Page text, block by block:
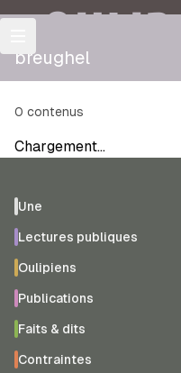
OULIPO
breughel
0 contenus
Chargement…
Une
Lectures publiques
Oulipiens
Publications
Faits & dits
Contraintes